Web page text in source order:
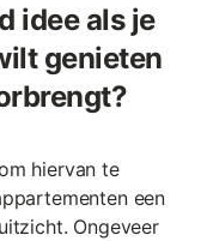
idee als je
genieten
hiervan te
een
Ongeveer